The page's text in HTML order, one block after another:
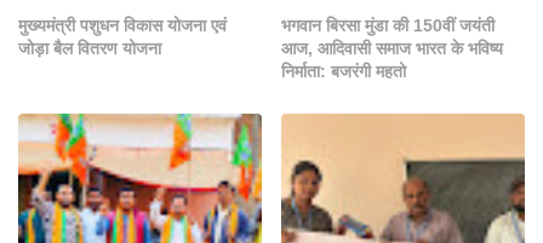
मुख्यमंत्री पशुधन विकास योजना एवं
जोड़ा बैल वितरण योजना
भगवान बिरसा मुंडा की 150वीं जयंती
आज, आदिवासी समाज भारत के भविष्य
निर्माता: बजरंगी महतो